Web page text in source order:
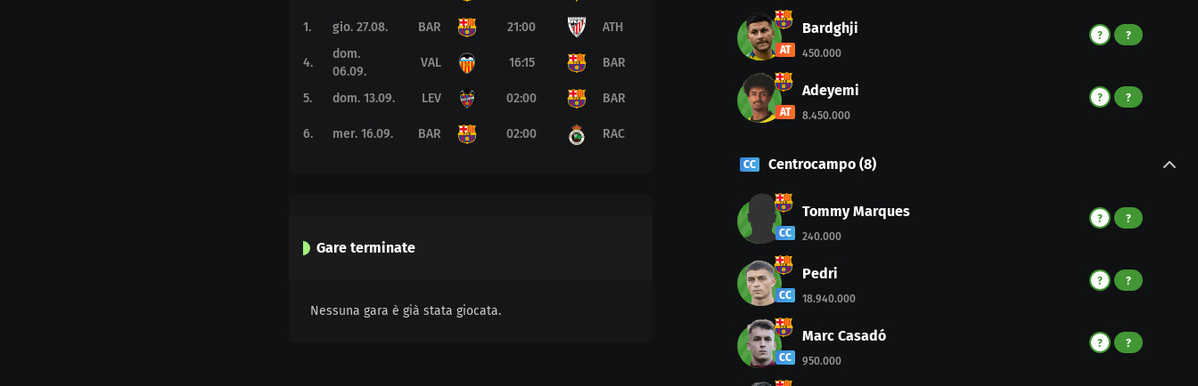
1. gio. 27.08. BAR 21:00 ATH
4.
dom.
06.09.
VAL 16:15 BAR
5. dom. 13.09. LEV 02:00 BAR
6. mer. 16.09. BAR 02:00 RAC
Gare terminate
Nessuna gara è già stata giocata.
AT
Bardghji
450.000
? ?
AT
Adeyemi
8.450.000
? ?
CC Centrocampo (8)
CC
Tommy Marques
240.000
? ?
CC
Pedri
18.940.000
? ?
CC
Marc Casadó
950.000
? ?